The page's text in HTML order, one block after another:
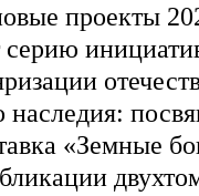
проекты
наследия:
«Земные